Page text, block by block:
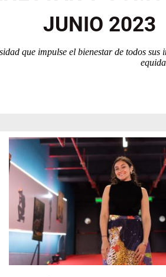
JUNIO 2023
que impulse el bienestar de todos